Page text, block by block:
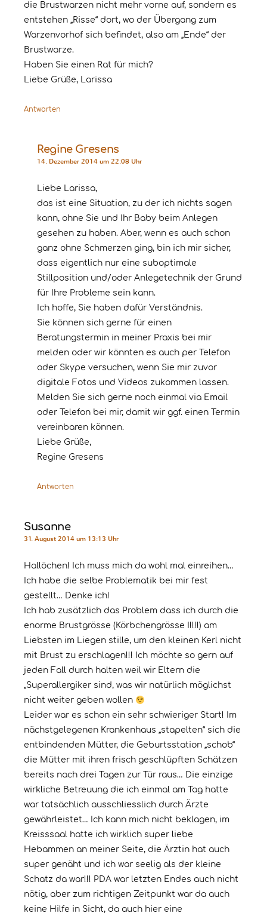
die Brustwarzen nicht mehr vorne auf, sondern es
entstehen „Risse“ dort, wo der Übergang zum
Warzenvorhof sich befindet, also am „Ende“ der
Brustwarze.
Haben Sie einen Rat für mich?
Liebe Grüße, Larissa
Antworten
Regine Gresens
14. Dezember 2014 um 22:08 Uhr
Liebe Larissa,
das ist eine Situation, zu der ich nichts sagen
kann, ohne Sie und Ihr Baby beim Anlegen
gesehen zu haben. Aber, wenn es auch schon
ganz ohne Schmerzen ging, bin ich mir sicher,
dass eigentlich nur eine suboptimale
Stillposition und/oder Anlegetechnik der Grund
für Ihre Probleme sein kann.
Ich hoffe, Sie haben dafür Verständnis.
Sie können sich gerne für einen
Beratungstermin in meiner Praxis bei mir
melden oder wir könnten es auch per Telefon
oder Skype versuchen, wenn Sie mir zuvor
digitale Fotos und Videos zukommen lassen.
Melden Sie sich gerne noch einmal via Email
oder Telefon bei mir, damit wir ggf. einen Termin
vereinbaren können.
Liebe Grüße,
Regine Gresens
Antworten
Susanne
31. August 2014 um 13:13 Uhr
Hallöchen! Ich muss mich da wohl mal einreihen…
Ich habe die selbe Problematik bei mir fest
gestellt… Denke ich!
Ich hab zusätzlich das Problem dass ich durch die
enorme Brustgrösse (Körbchengrösse I!!!!) am
Liebsten im Liegen stille, um den kleinen Kerl nicht
mit Brust zu erschlagen!!! Ich möchte so gern auf
jeden Fall durch halten weil wir Eltern die
„Superallergiker sind, was wir natürlich möglichst
nicht weiter geben wollen
Leider war es schon ein sehr schwieriger Start! Im
nächstgelegenen Krankenhaus „stapelten“ sich die
entbindenden Mütter, die Geburtsstation „schob“
die Mütter mit ihren frisch geschlüpften Schätzen
bereits nach drei Tagen zur Tür raus… Die einzige
wirkliche Betreuung die ich einmal am Tag hatte
war tatsächlich ausschliesslich durch Ärzte
gewährleistet… Ich kann mich nicht beklagen, im
Kreisssaal hatte ich wirklich super liebe
Hebammen an meiner Seite, die Ärztin hat auch
super genäht und ich war seelig als der kleine
Schatz da war!!! PDA war letzten Endes auch nicht
nötig, aber zum richtigen Zeitpunkt war da auch
keine Hilfe in Sicht, da auch hier eine